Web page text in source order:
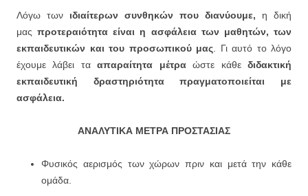
Λόγω των ιδιαίτερων συνθηκών που διανύουμε, η δική
μαςπροτεραιότητα είναι η ασφάλεια των μαθητών, των
εκπαιδευτικών και του προσωπικού μας . Γι αυτό το λόγο
έχουμε λάβει τααπαραίτητα μέτραώστε κάθεδιδακτική
εκπαιδευτική δραστηριότητα πραγματοποιείται με
ασφάλεια.
ΑΝΑΛΥΤΙΚΑ ΜΕΤΡΑ ΠΡΟΣΤΑΣΙΑΣ
Φυσικός αερισμός των χώρων πριν και μετά την κάθε
ομάδα.